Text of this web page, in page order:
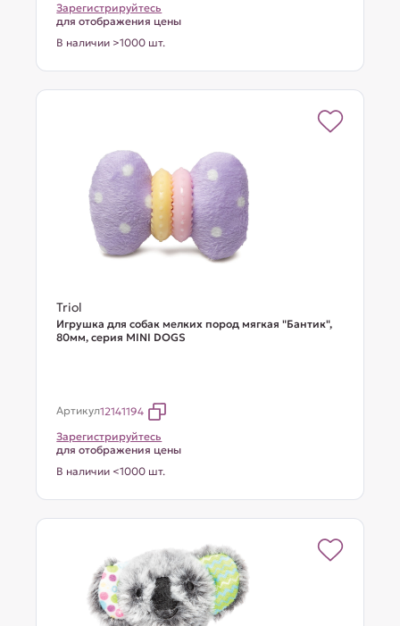
Зарегистрируйтесь
для отображения цены
В наличии >1000 шт.
Triol
Игрушка для собак мелких пород мягкая "Бантик",
80мм, серия MINI DOGS
Артикул12141194
Зарегистрируйтесь
для отображения цены
В наличии <1000 шт.